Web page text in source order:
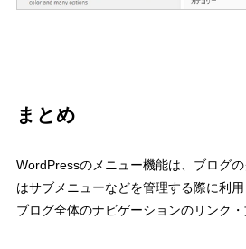
まとめ
WordPressのメニュー機能は、ブログ
はサブメニューなどを管理する際に利用
ブログ全体のナビゲーションのリンク・